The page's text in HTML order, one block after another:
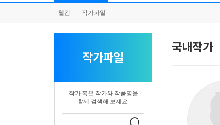
웰컴 작가파일
작가파일
작가 혹은 작가와 작품명을
함께 검색해 보세요.
국내작가